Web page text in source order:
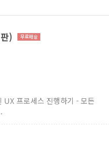
)
프로세스 진행하기 - 모든